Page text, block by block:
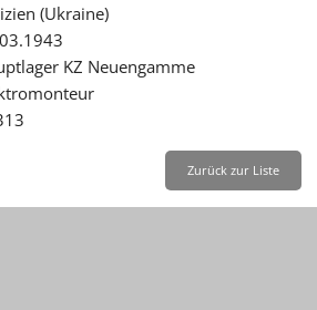
Leichte Sprache
(Ukraine)
KZ Neuengamme
Zurück zur Liste